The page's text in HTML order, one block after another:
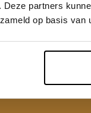
partners
op basis van
Excl. btw
Incl. btw
Service na